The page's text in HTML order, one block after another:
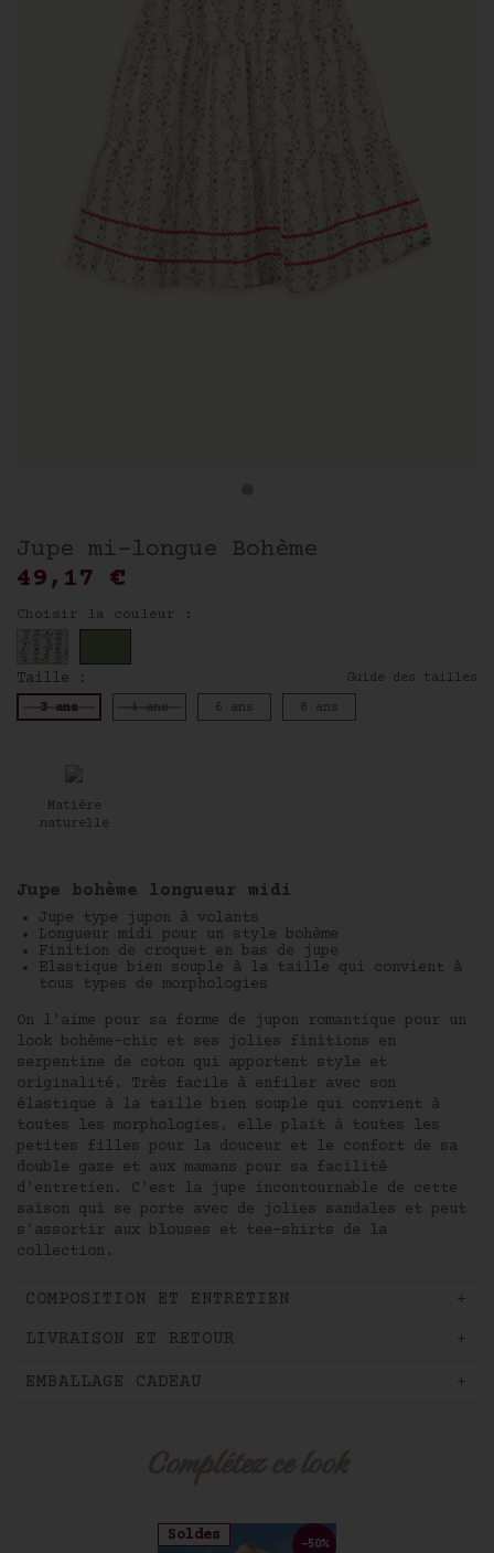
Jupe mi-longue Bohème
49,17 €
Choisir la couleur :
Taille : Guide des tailles
3 ans 4 ans 6 ans 8 ans
Matière
naturelle
Jupe bohème longueur midi
Jupe type jupon à volants
Longueur midi pour un style bohème
Finition de croquet en bas de jupe
Elastique bien souple à la taille qui convient à
tous types de morphologies
On l'aime pour sa forme de jupon romantique pour un
look bohème-chic et ses jolies finitions en
serpentine de coton qui apportent style et
originalité. Très facile à enfiler avec son
élastique à la taille bien souple qui convient à
toutes les morphologies, elle plait à toutes les
petites filles pour la douceur et le confort de sa
double gaze et aux mamans pour sa facilité
d'entretien. C'est la jupe incontournable de cette
saison qui se porte avec de jolies sandales et peut
s'assortir aux blouses et tee-shirts de la
collection.
COMPOSITION ET ENTRETIEN
LIVRAISON ET RETOUR
EMBALLAGE CADEAU
Soldes
-50%
inscrivez-vous à notre
Vous bénéficierez de - 10 %
sur votre première commande !
J'accepte les conditions générales
et la politique
de confidentialité.
Protection
des données personnelles